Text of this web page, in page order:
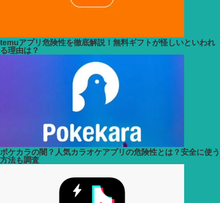
temuアプリ危険性を徹底解説！無料ギフトが怪しいといわれ
る理由は？
ポケカラの闇？人気カラオケアプリの危険性とは？安全に使う
方法も調査